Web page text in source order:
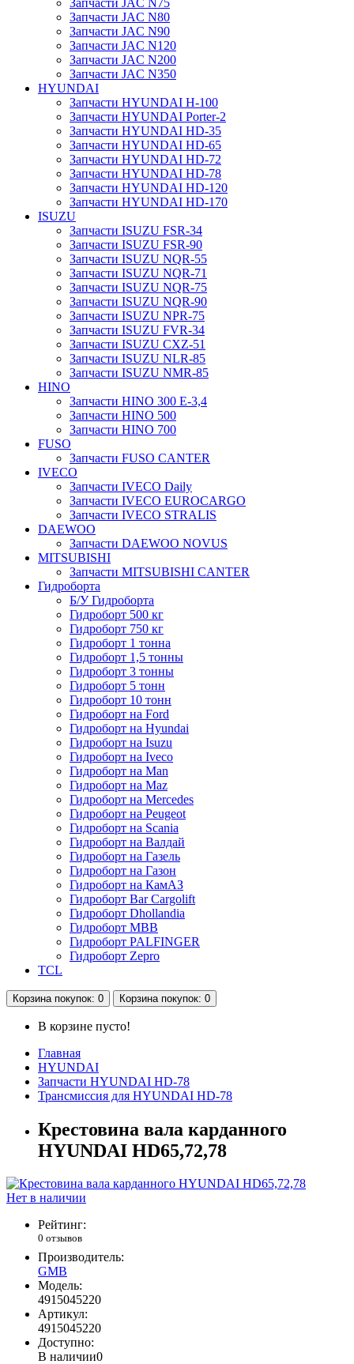
Запчасти JAC N80
Запчасти JAC N90
Запчасти JAC N120
Запчасти JAC N200
Запчасти JAC N350
HYUNDAI
Запчасти HYUNDAI H-100
Запчасти HYUNDAI Porter-2
Запчасти HYUNDAI HD-35
Запчасти HYUNDAI HD-65
Запчасти HYUNDAI HD-72
Запчасти HYUNDAI HD-78
Запчасти HYUNDAI HD-120
Запчасти HYUNDAI HD-170
ISUZU
Запчасти ISUZU FSR-34
Запчасти ISUZU FSR-90
Запчасти ISUZU NQR-55
Запчасти ISUZU NQR-71
Запчасти ISUZU NQR-75
Запчасти ISUZU NQR-90
Запчасти ISUZU NPR-75
Запчасти ISUZU FVR-34
Запчасти ISUZU CXZ-51
Запчасти ISUZU NLR-85
Запчасти ISUZU NMR-85
HINO
Запчасти HINO 300 E-3,4
Запчасти HINO 500
Запчасти HINO 700
FUSO
Запчасти FUSO CANTER
IVECO
Запчасти IVECO Daily
Запчасти IVECO EUROCARGO
Запчасти IVECO STRALIS
DAEWOO
Запчасти DAEWOO NOVUS
MITSUBISHI
Запчасти MITSUBISHI CANTER
Гидроборта
Б/У Гидроборта
Гидроборт 500 кг
Гидроборт 750 кг
Гидроборт 1 тонна
Гидроборт 1,5 тонны
Гидроборт 3 тонны
Гидроборт 5 тонн
Гидроборт 10 тонн
Гидроборт на Ford
Гидроборт на Hyundai
Гидроборт на Isuzu
Гидроборт на Iveco
Гидроборт на Man
Гидроборт на Maz
Гидроборт на Mercedes
Гидроборт на Peugeot
Гидроборт на Scania
Гидроборт на Валдай
Гидроборт на Газель
Гидроборт на Газон
Гидроборт на КамАЗ
Гидроборт Bar Cargolift
Гидроборт Dhollandia
Гидроборт MBB
Гидроборт PALFINGER
Гидроборт Zepro
TCL
Корзина покупок: 0 Корзина покупок: 0
В корзине пусто!
Главная
HYUNDAI
Запчасти HYUNDAI HD-78
Трансмиссия для HYUNDAI HD-78
Крестовина вала карданного
HYUNDAI HD65,72,78
Нет в наличии
Рейтинг:
0 отзывов
Производитель:
GMB
Модель:
4915045220
Артикул:
4915045220
Доступно:
В наличии0